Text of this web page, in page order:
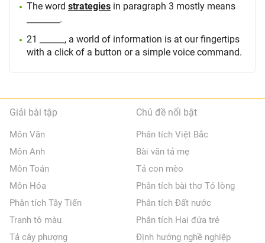
The word strategies in paragraph 3 mostly means
________.
21 ______, a world of information is at our fingertips
with a click of a button or a simple voice command.
Giải bài tập
Môn Văn
Môn Anh
Môn Toán
Môn Hóa
Phân tích Tây Tiến
Tranh tô màu
Tả cây phượng
Chủ đề nổi bật
Phân tích Việt Bắc
Bài văn tả mẹ
Tả con mèo
Phân tích bài thơ Tỏ lòng
Phân tích Đất nước
Phân tích Hai đứa trẻ
Định hướng nghề nghiệp